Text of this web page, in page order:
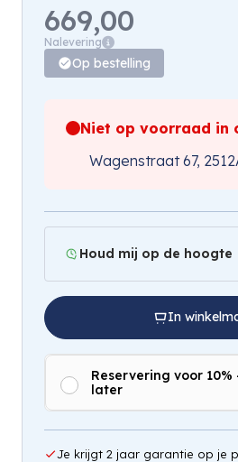
669,00
Nalevering
Op bestelling
Niet op voorraad in
Wagenstraat 67,
Houd mij op de hoogte
Hou mij op de
In
Reservering voor
later
Je krijgt 2 jaar garantie op je